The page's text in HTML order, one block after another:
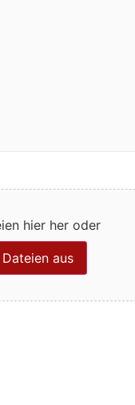
hier her oder
Dateien aus